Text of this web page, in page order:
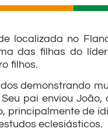
localizada no
das filhas do
filhos.
demonstrando
pai enviou
de
eclesiásticos.